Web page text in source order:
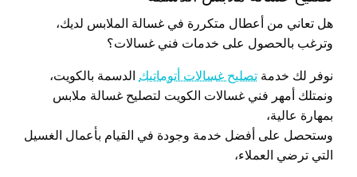
هل تعاني من أعطال متكررة في غسالة الملابس لديك،
وترغب بالحصول على خدمات فني غسالات؟
نوفر لك خدمة تصليح غسالات أتوماتيك الدسمة بالكويت،
ونمتلك أمهر فني غسالات الكويت لتصليح غسالة ملابس
بمهارة عالية،
وستحصل على أفضل خدمة وجودة في القيام بأعمال الغسيل
التي ترضي العملاء،